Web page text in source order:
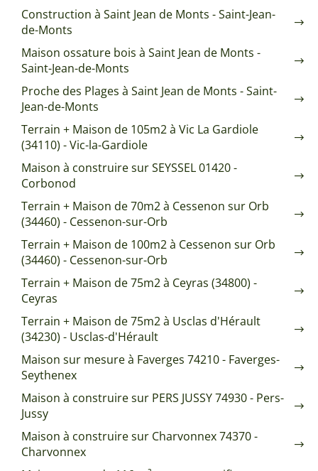
Construction à Saint Jean de Monts - Saint-Jean-
de-Monts
Maison ossature bois à Saint Jean de Monts -
Saint-Jean-de-Monts
Proche des Plages à Saint Jean de Monts - Saint-
Jean-de-Monts
Terrain + Maison de 105m2 à Vic La Gardiole
(34110) - Vic-la-Gardiole
Maison à construire sur SEYSSEL 01420 -
Corbonod
Terrain + Maison de 70m2 à Cessenon sur Orb
(34460) - Cessenon-sur-Orb
Terrain + Maison de 100m2 à Cessenon sur Orb
(34460) - Cessenon-sur-Orb
Terrain + Maison de 75m2 à Ceyras (34800) -
Ceyras
Terrain + Maison de 75m2 à Usclas d'Hérault
(34230) - Usclas-d'Hérault
Maison sur mesure à Faverges 74210 - Faverges-
Seythenex
Maison à construire sur PERS JUSSY 74930 - Pers-
Jussy
Maison à construire sur Charvonnex 74370 -
Charvonnex